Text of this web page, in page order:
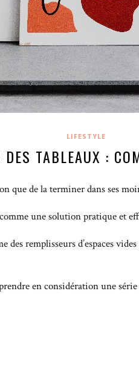
LIFESTYLE
DES TABLEAUX :
que de la terminer dans ses
une solution pratique et
remplisseurs d’espaces
en considération une